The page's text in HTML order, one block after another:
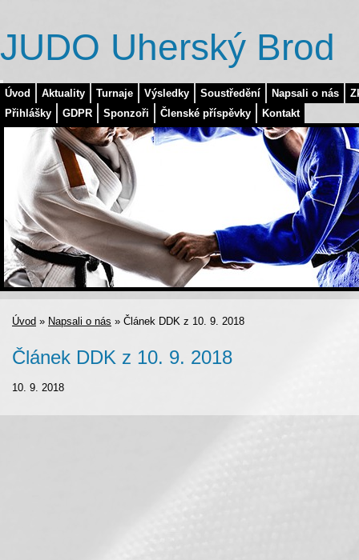
Úvod Aktuality Turnaje Výsledky Soustředění Napsali o nás
Přihlášky
GDPR Sponzoři Členské příspěvky Kontakt
JUDO Uherský Brod
Úvod » Napsali o nás » Článek DDK z 10. 9. 2018
Článek DDK z 10. 9. 2018
10. 9. 2018